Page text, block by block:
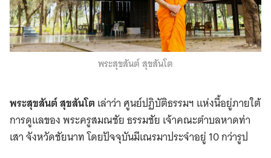
พระสุขสันต์ สุขสันโต
พระสุขสันต์ สุขสันโต เล่าว่า ศูนย์ปฏิบัติธรรมฯ แห่งนี้อยู่ภายใต้
การดูแลของ พระครูสมณชัย ธรรมชัย เจ้าคณะตำบลหาดท่า
เสา จังหวัดชัยนาท โดยปัจจุบันมีเณรมาประจำอยู่ 10 กว่ารูป